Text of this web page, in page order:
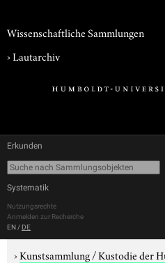
Wissenschaftliche Sammlungen
›Lautarchiv
Erkunden
Systematik
Nutzungsrechte
Anmelden zur Recherche
EN / DE
›Kunstsammlung / Kustodie der